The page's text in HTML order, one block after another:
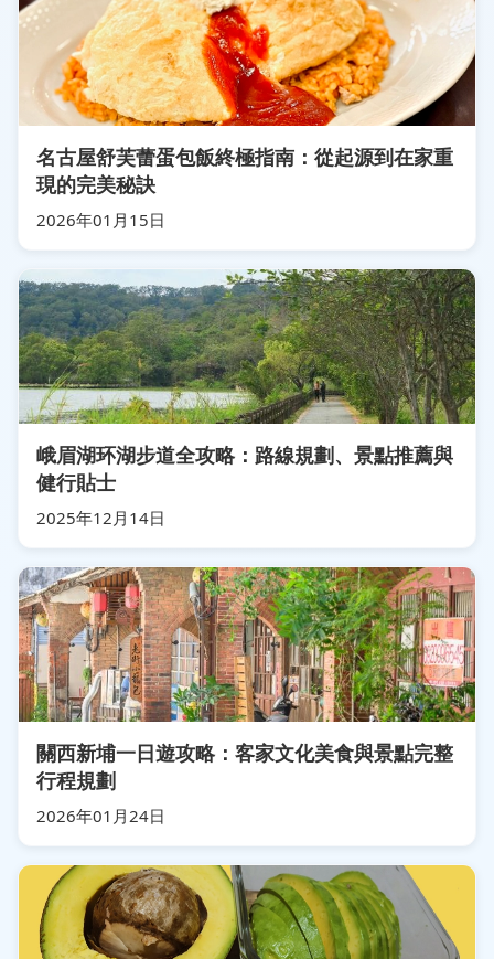
名古屋舒芙蕾蛋包飯終極指南：從起源到在家重
現的完美秘訣
2026年01月15日
峨眉湖环湖步道全攻略：路線規劃、景點推薦與
健行貼士
2025年12月14日
關西新埔一日遊攻略：客家文化美食與景點完整
行程規劃
2026年01月24日